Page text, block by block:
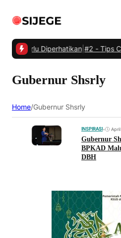
Perlu Diperhatikan|#2 -Tips
Gubernur Shsrly
Home/Gubernur Shsrly
INSPIRASI•
Gubernur
BPKAD
DBH